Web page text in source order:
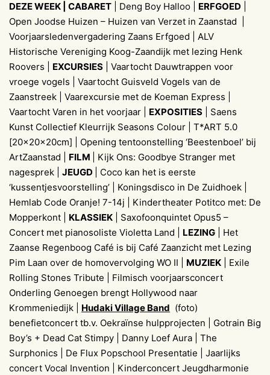
DEZE WEEK | CABARET | Deng Boy Halloo | ERFGOED
Open Joodse Huizen – Huizen van Verzet in Zaanstad |
Voorjaarsledenvergadering Zaans Erfgoed | ALV
Historische Vereniging Koog-Zaandijk met lezing Henk
Roovers | EXCURSIES | Vaartocht Dauwtrappen voor
vroege vogels | Vaartocht Guisveld Vogels van de
Zaanstreek | Vaarexcursie met de Koeman Express |
Vaartocht Varen in het voorjaar | EXPOSITIES | Saens
Kunst Collectief Kleurrijk Seasons Colour | T*ART 5.0
[20x20x20cm] | Opening tentoonstelling ‘Beestenboel’ bij
ArtZaanstad | FILM
| Kijk Ons: Goodbye Stranger met
nagesprek | JEUGD
| Coco kan het is eerste
‘kussentjesvoorstelling’ | Koningsdisco in De Zuidhoek |
Hemlab Code Oranje! 7-14j | Kindertheater Potitco met: De
Mopperkont | KLASSIEK | Saxofoonquintet Opus5 –
Concert met pianosoliste Violetta Land | LEZING | Het
Zaanse Regenboog Café is bij Café Zaanzicht met Lezing
Pim Laan over de homovervolging WO II | MUZIEK | Exile
Rolling Stones Tribute | Filmisch voorjaarsconcert
Onderling Genoegen brengt Hollywood naar
Krommeniedijk | Hudaki Village Band (foto)
benefietconcert tb.v. Oekraïnse hulpprojecten | Gotrain Big
Boy’s + Dead Cat Stimpy | Danny Loef Aura | The
Surphonics | De Flux Popschool Presentatie | Jaarlijks
concert Vocal Invention | Kinderconcert Jeugdharmonie